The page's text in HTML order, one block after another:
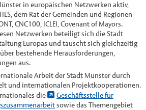
in europäischen Netzwerken aktiv,
dem Rat der Gemeinden und Regionen
CNC100, ICLEI, Covenant of Mayors.
Netzwerken beteiligt sich die Stadt
Europas und tauscht sich gleichzeitig
bestehende Herausforderungen,
aus.
Arbeit der Stadt Münster durch
und internationalen Projektkooperationen.
die
Geschäftsstelle für
sowie das Themengebiet